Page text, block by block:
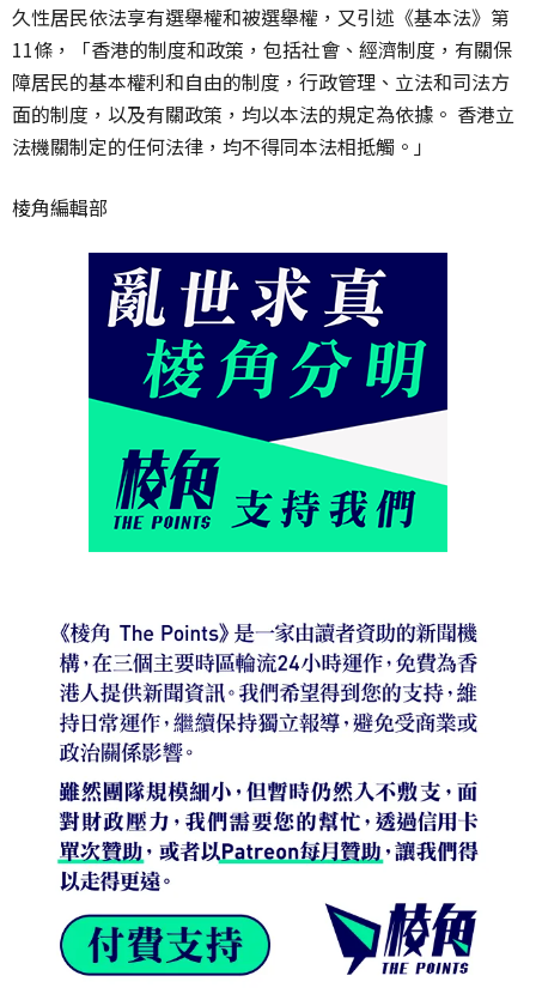
久性居民依法享有選舉權和被選舉權，又引述《基本法》第
11條，「香港的制度和政策，包括社會、經濟制度，有關保
障居民的基本權利和自由的制度，行政管理、立法和司法方
面的制度，以及有關政策，均以本法的規定為依據。 香港立
法機關制定的任何法律，均不得同本法相抵觸。」
棱角編輯部